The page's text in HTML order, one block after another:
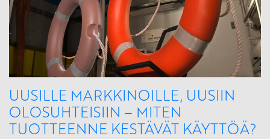
UUSILLE MARKKINOILLE, UUSIIN
OLOSUHTEISIIN – MITEN
TUOTTEENNE KESTÄVÄT KÄYTTÖÄ?